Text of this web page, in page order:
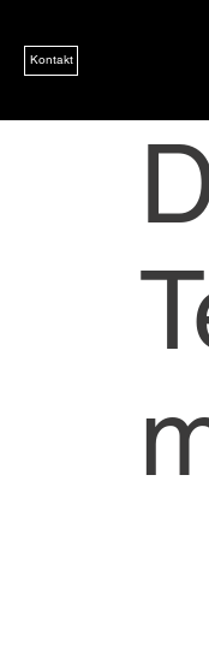
Kontakt